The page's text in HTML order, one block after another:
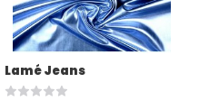
Lamé Jeans